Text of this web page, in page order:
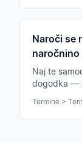
Naroči se
naročnino
Naj te
dogodka —
Termine >